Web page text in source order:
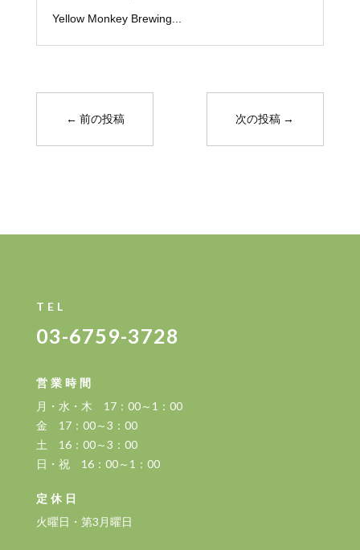
Yellow Monkey Brewing...
← 前の投稿 次の投稿 →
TEL
03-6759-3728
営業時間
月・水・木 17：00～1：00
金 17：00～3：00
土 16：00～3：00
日・祝 16：00～1：00
定休日
火曜日・第3月曜日